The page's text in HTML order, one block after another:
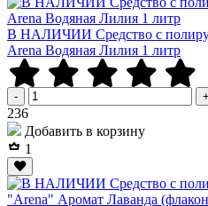
В НАЛИЧИИ Средство с
Arena Водяная Лилия 1 литр
- +
236Р
Добавить в корзину
1